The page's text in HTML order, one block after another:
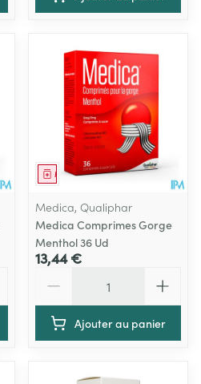
Médicament
Medica, Qualiphar
Medica Comprimes Gorge
Menthol 36 Ud
13,44 €
Ajouter au panier